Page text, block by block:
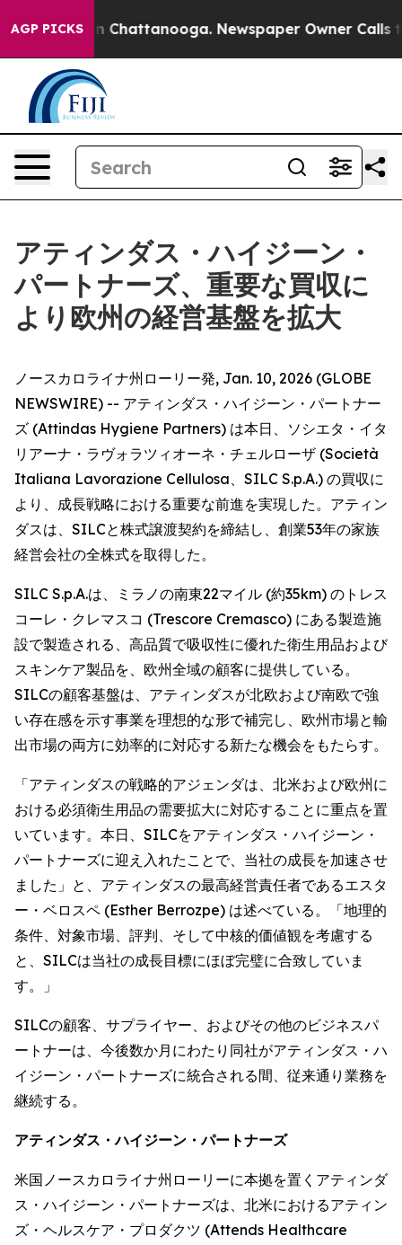
AGP PICKS
Chaos in Chattanooga. Newspaper Owner Calls
アティンダス・ハイジーン・
パートナーズ、重要な買収に
より欧州の経営基盤を拡大
ノースカロライナ州ローリー発, Jan. 10, 2026 (GLOBE
NEWSWIRE) -- アティンダス・ハイジーン・パートナー
ズ (Attindas Hygiene Partners) は本日、ソシエタ・イタ
リアーナ・ラヴォラツィオーネ・チェルローザ (Società
Italiana Lavorazione Cellulosa、SILC S.p.A.) の買収に
より、成長戦略における重要な前進を実現した。アティン
ダスは、SILCと株式譲渡契約を締結し、創業53年の家族
経営会社の全株式を取得した。
SILC S.p.A.は、ミラノの南東22マイル (約35km) のトレス
コーレ・クレマスコ (Trescore Cremasco) にある製造施
設で製造される、高品質で吸収性に優れた衛生用品および
スキンケア製品を、欧州全域の顧客に提供している。
SILCの顧客基盤は、アティンダスが北欧および南欧で強
い存在感を示す事業を理想的な形で補完し、欧州市場と輸
出市場の両方に効率的に対応する新たな機会をもたらす。
「アティンダスの戦略的アジェンダは、北米および欧州に
おける必須衛生用品の需要拡大に対応することに重点を置
いています。本日、SILCをアティンダス・ハイジーン・
パートナーズに迎え入れたことで、当社の成長を加速させ
ました」と、アティンダスの最高経営責任者であるエスタ
ー・ベロスペ (Esther Berrozpe) は述べている。「地理的
条件、対象市場、評判、そして中核的価値観を考慮する
と、SILCは当社の成長目標にほぼ完璧に合致していま
す。」
SILCの顧客、サプライヤー、およびその他のビジネスパ
ートナーは、今後数か月にわたり同社がアティンダス・ハ
イジーン・パートナーズに統合される間、従来通り業務を
継続する。
アティンダス・ハイジーン・パートナーズ
米国ノースカロライナ州ローリーに本拠を置くアティンダ
ス・ハイジーン・パートナーズは、北米におけるアティン
ズ・ヘルスケア・プロダクツ (Attends Healthcare